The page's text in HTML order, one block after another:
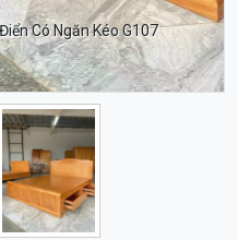
Có Ngăn Kéo G107